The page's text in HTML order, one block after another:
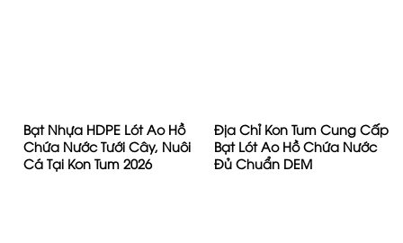
Bạt Nhựa HDPE Lót Ao Hồ
Chứa Nước Tưới Cây, Nuôi
Cá Tại Kon Tum 2026
Địa Chỉ Kon Tum Cung Cấp
Bạt Lót Ao Hồ Chứa Nước
Đủ Chuẩn DEM